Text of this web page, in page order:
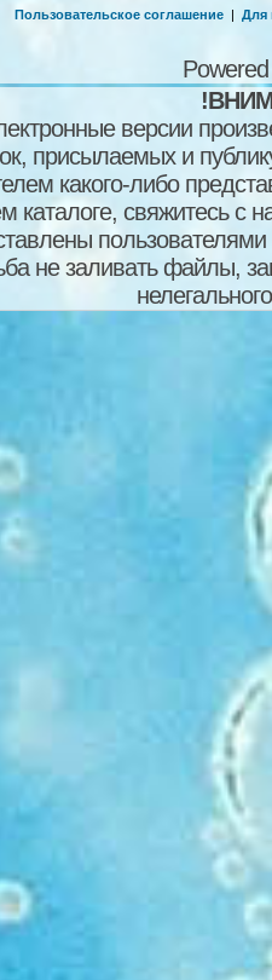
Пользовательское соглашение | Для
версии
присылаемых и
какого-либо
каталоге, свяжитесь
пользователями
не заливать файлы,